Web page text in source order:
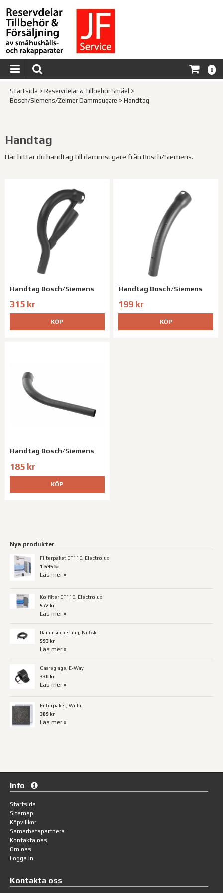
0
Startsida > Reservdelar & Tillbehör Småel >
Bosch/Siemens/Zelmer Dammsugare > Handtag
Handtag
Här hittar du handtag till dammsugare från Bosch/Siemens.
Handtag Bosch/Siemens
315 kr
KÖP
Handtag Bosch/Siemens
199 kr
KÖP
Handtag Bosch/Siemens
185 kr
KÖP
Nya produkter
Filterpaket EF116, Electrolux
1.695 kr
Läs mer »
Kolfilter EF118, Electrolux
572 kr
Läs mer »
Dammsugarslang, Nilfisk
593 kr
Läs mer »
Gasreglage, E-Way
330 kr
Läs mer »
Filterpaket, Wilfa
309 kr
Läs mer »
Info
Startsida
Sitemap
Köpvillkor
Samarbetspartners
Kontakta oss
Om oss
Logga in
Kontakta oss